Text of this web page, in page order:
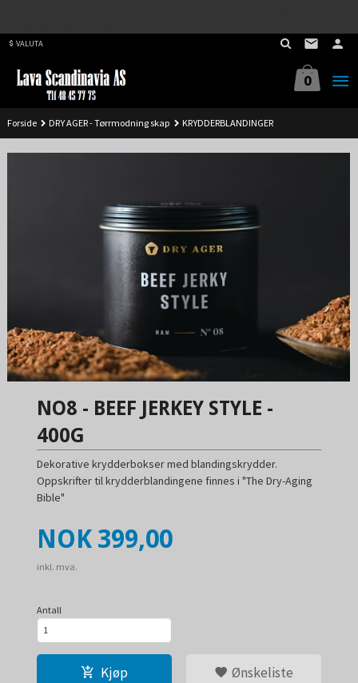
VALUTA
0
Forside DRY AGER - Tørrmodning skap KRYDDERBLANDINGER
NO8 - BEEF JERKEY STYLE -
400G
Dekorative krydderbokser med blandingskrydder.
Oppskrifter til krydderblandingene finnes i "The Dry-Aging
Bible"
Pris
NOK 399,00
inkl. mva.
Antall
Kjøp Ønskeliste